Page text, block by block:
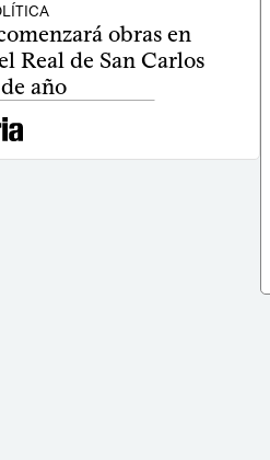
obras en
Real de San Carlos
año